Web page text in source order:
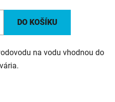
DO KOŠÍKU
na vodu vhodnou do